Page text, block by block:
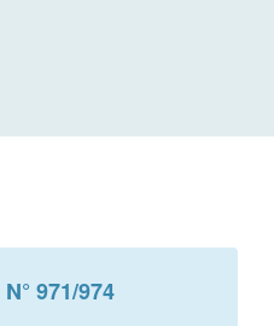
N° 971/974